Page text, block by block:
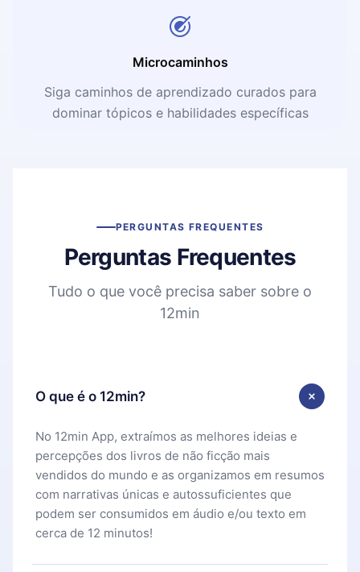
Microcaminhos
Siga caminhos de aprendizado curados para
dominar tópicos e habilidades específicas
PERGUNTAS FREQUENTES
Perguntas Frequentes
Tudo o que você precisa saber sobre o
12min
O que é o 12min?
No 12min App, extraímos as melhores ideias e
percepções dos livros de não ficção mais
vendidos do mundo e as organizamos em resumos
com narrativas únicas e autossuficientes que
podem ser consumidos em áudio e/ou texto em
cerca de 12 minutos!